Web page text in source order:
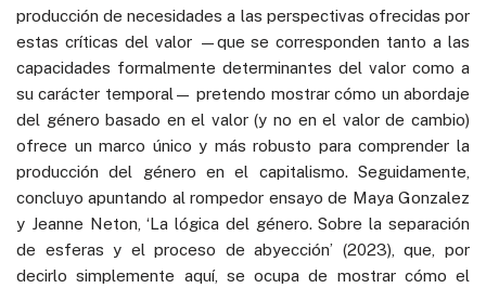
producción de necesidades a las perspectivas ofrecidas por
estas críticas del valor —que se corresponden tanto a las
capacidades formalmente determinantes del valor como a
su carácter temporal— pretendo mostrar cómo un abordaje
del género basado en el valor (y no en el valor de cambio)
ofrece un marco único y más robusto para comprender la
producción del género en el capitalismo. Seguidamente,
concluyo apuntando al rompedor ensayo de Maya Gonzalez
y Jeanne Neton, ‘La lógica del género. Sobre la separación
de esferas y el proceso de abyección’ (2023), que, por
decirlo simplemente aquí, se ocupa de mostrar cómo el